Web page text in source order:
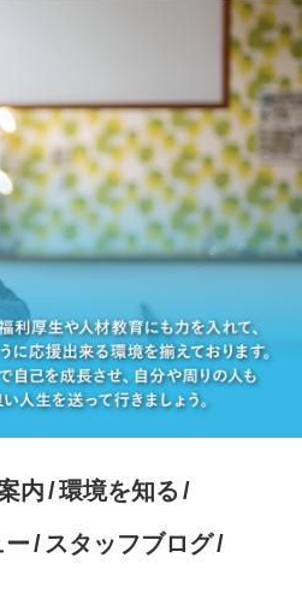
内
環境を知る
ー
スタッフブログ